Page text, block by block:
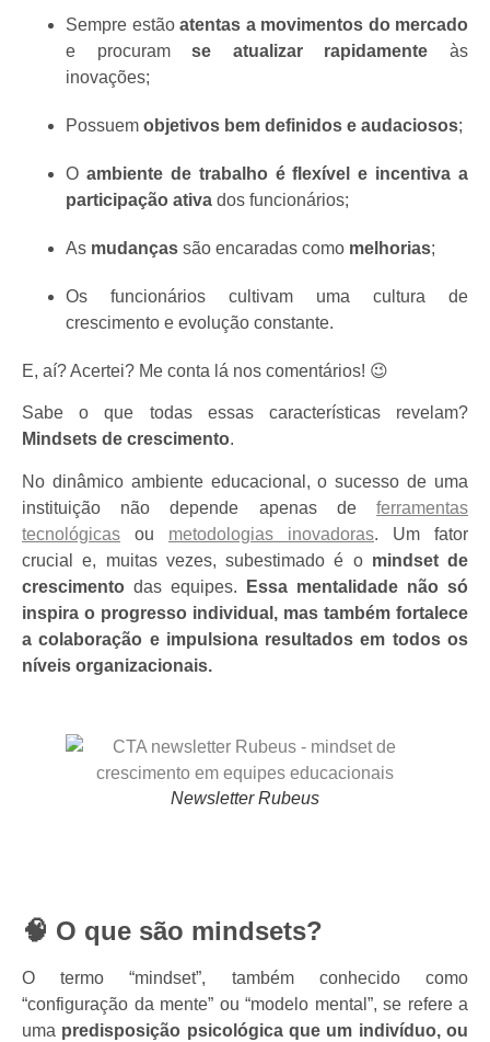
Sempre estão atentas a movimentos do mercado
e procuramse atualizar rapidamente às
inovações;
Possuem objetivos bem definidos e audaciosos;
O ambiente de trabalho é flexível e incentiva a
participação ativa dos funcionários;
As mudanças são encaradas como melhorias;
Os funcionários cultivam uma cultura de
crescimento e evolução constante.
E, aí? Acertei? Me conta lá nos comentários! 😉
Sabe o que todas essas características revelam?
Mindsets de crescimento.
No dinâmico ambiente educacional, o sucesso de uma
instituição não depende apenas de ferramentas
tecnológicas ou metodologias inovadoras. Um fator
crucial e, muitas vezes, subestimado é o mindset de
crescimento das equipes.
Essa mentalidade não só
inspira o progresso individual, mas também fortalece
a colaboração e impulsiona resultados em todos os
níveis organizacionais.
Newsletter Rubeus
🧠 O que são mindsets?
O termo “mindset”, também conhecido como
“configuração da mente” ou “modelo mental”, se refere a
uma predisposição psicológica que um indivíduo, ou